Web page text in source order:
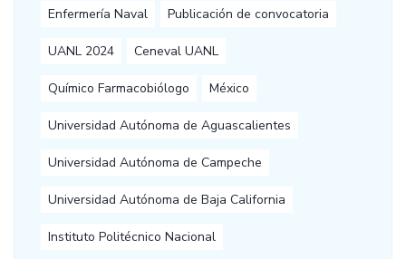
Enfermería Naval Publicación de convocatoria
UANL 2024 Ceneval UANL
Químico Farmacobiólogo México
Universidad Autónoma de Aguascalientes
Universidad Autónoma de Campeche
Universidad Autónoma de Baja California
Instituto Politécnico Nacional